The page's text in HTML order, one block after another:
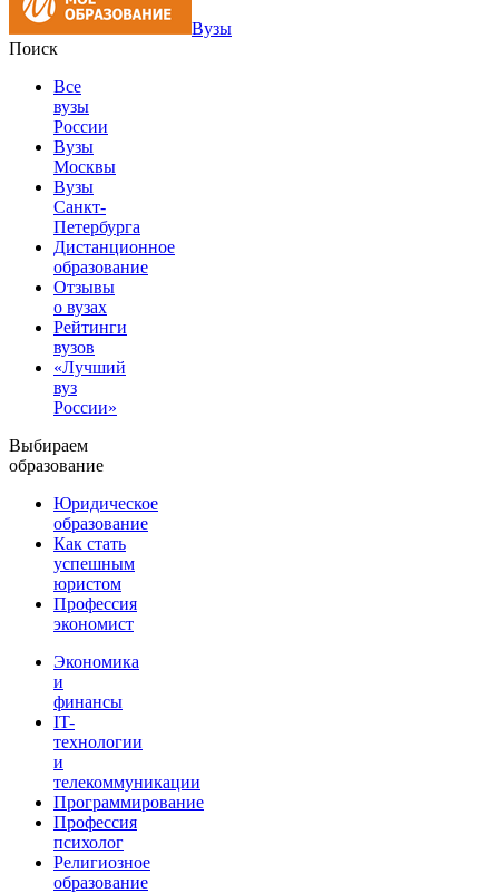
Вузы
Поиск
Все
вузы
России
Вузы
Москвы
Вузы
Санкт-
Петербурга
Дистанционное
образование
Отзывы
о вузах
Рейтинги
вузов
«Лучший
вуз
России»
Выбираем
образование
Юридическое
образование
Как стать
успешным
юристом
Профессия
экономист
Экономика
и
финансы
IT-
технологии
и
телекоммуникации
Программирование
Профессия
психолог
Религиозное
образование